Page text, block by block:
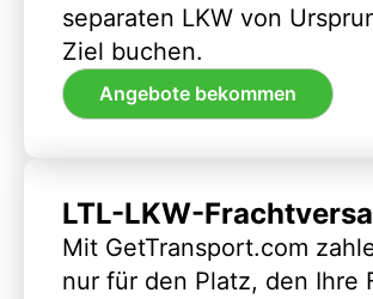
separaten LKW von
Ziel buchen.
Angebote bekommen
LTL-LKW-
Mit GetTransport.com
nur für den Platz, den Ihre